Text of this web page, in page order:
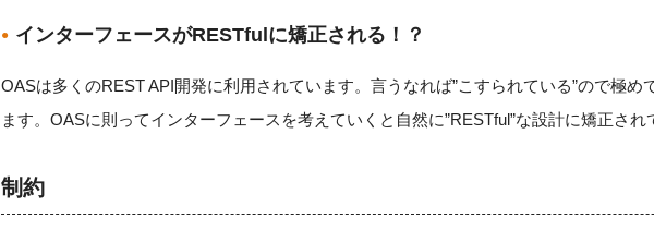
インターフェースがRESTfulに矯正される！？
OASは多くのREST API開発に利用されています。言うなれば”こすられている”ので極め
ます。OASに則ってインターフェースを考えていくと自然に”RESTful”な設計に矯正され
制約